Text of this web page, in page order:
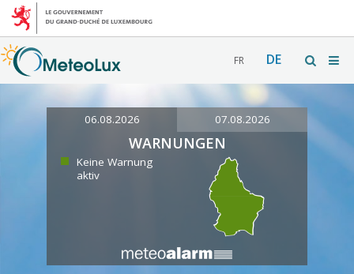
FR DE
06.08.2026 07.08.2026
WARNUNGEN
Keine Warnung
aktiv